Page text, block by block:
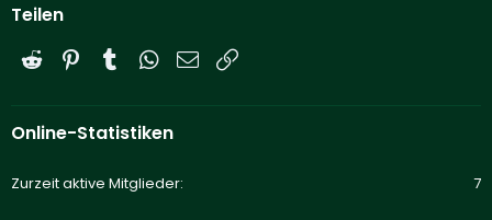
Teilen
Reddit PinterestTumblrWhatsApp
E-Mail
Online-Statistiken
Zurzeit aktive Mitglieder 7